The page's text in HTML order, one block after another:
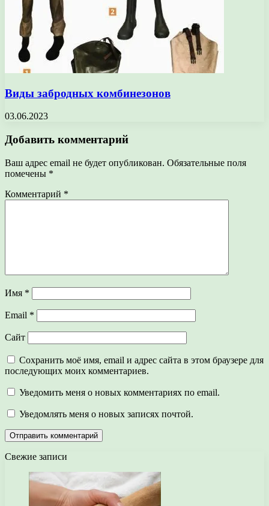
Виды забродных комбинезонов
03.06.2023
Добавить комментарий
Ваш адрес email не будет опубликован. Обязательные поля
помечены *
Комментарий *
Имя *
Email *
Сайт
Сохранить моё имя, email и адрес сайта в этом браузере для
последующих моих комментариев.
Уведомить меня о новых комментариях по email.
Уведомлять меня о новых записях почтой.
Свежие записи